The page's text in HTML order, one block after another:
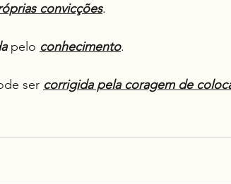
convicções.
pelo conhecimento.
ser corrigida pela coragem de